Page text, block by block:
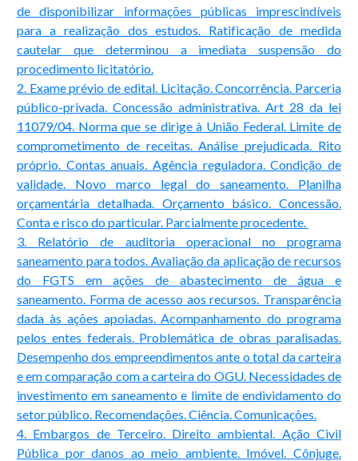
de disponibilizar informações públicas imprescindíveis
para a realização dos estudos. Ratificação de medida
cautelar que determinou a imediata suspensão do
procedimento licitatório.
2. Exame prévio de edital. Licitação. Concorrência. Parceria
público-privada. Concessão administrativa. Art 28 da lei
11079/04. Norma que se dirige à União Federal. Limite de
comprometimento de receitas. Análise prejudicada. Rito
próprio. Contas anuais. Agência reguladora. Condição de
validade. Novo marco legal do saneamento. Planilha
orçamentária detalhada. Orçamento básico. Concessão.
Conta e risco do particular. Parcialmente procedente.
3. Relatório de auditoria operacional no programa
saneamento para todos. Avaliação da aplicação de recursos
do FGTS em ações de abastecimento de água e
saneamento. Forma de acesso aos recursos. Transparência
dada às ações apoiadas. Acompanhamento do programa
pelos entes federais. Problemática de obras paralisadas.
Desempenho dos empreendimentos ante o total da carteira
e em comparação com a carteira do OGU. Necessidades de
investimento em saneamento e limite de endividamento do
setor público. Recomendações. Ciência. Comunicações.
4. Embargos de Terceiro. Direito ambiental. Ação Civil
Pública por danos ao meio ambiente. Imóvel. Cônjuge.